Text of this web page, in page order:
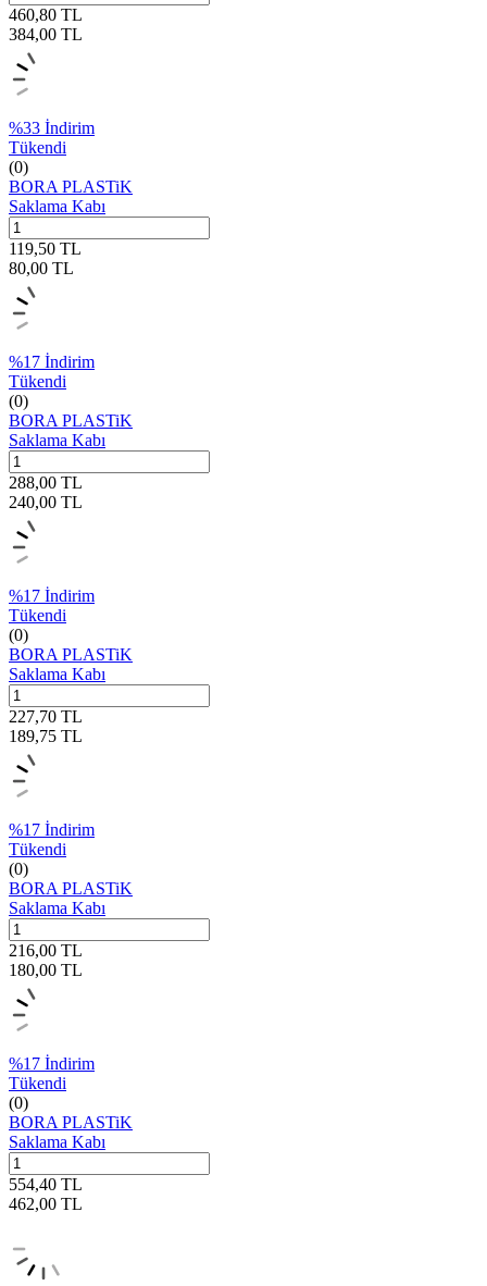
460,80 TL
384,00 TL
%33 İndirim
Tükendi
(0)
BORA PLASTiK
Saklama Kabı
119,50 TL
80,00 TL
%17 İndirim
Tükendi
(0)
BORA PLASTiK
Saklama Kabı
288,00 TL
240,00 TL
%17 İndirim
Tükendi
(0)
BORA PLASTiK
Saklama Kabı
227,70 TL
189,75 TL
%17 İndirim
Tükendi
(0)
BORA PLASTiK
Saklama Kabı
216,00 TL
180,00 TL
%17 İndirim
Tükendi
(0)
BORA PLASTiK
Saklama Kabı
554,40 TL
462,00 TL